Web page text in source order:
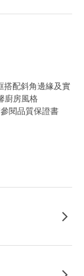
搭配斜角邊緣及實
廚房風格
閱品質保證書